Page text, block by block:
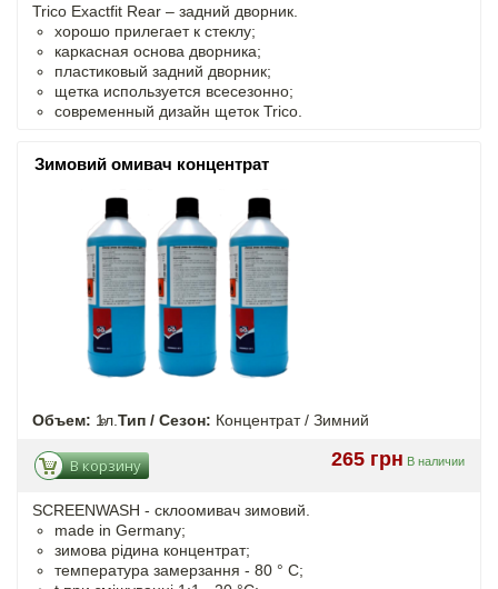
Trico Exactfit Rear – задний дворник.
хорошо прилегает к стеклу;
каркасная основа дворника;
пластиковый задний дворник;
щетка используется всесезонно;
современный дизайн щеток Trico.
Зимовий омивач концентрат
Объем: 1л. Тип / Сезон: Концентрат / Зимний
265 грн В наличии
В корзину
SCREENWASH - cклоомивач зимовий.
made in Germany;
зимова рідина концентрат;
температура замерзання - 80 ° C;